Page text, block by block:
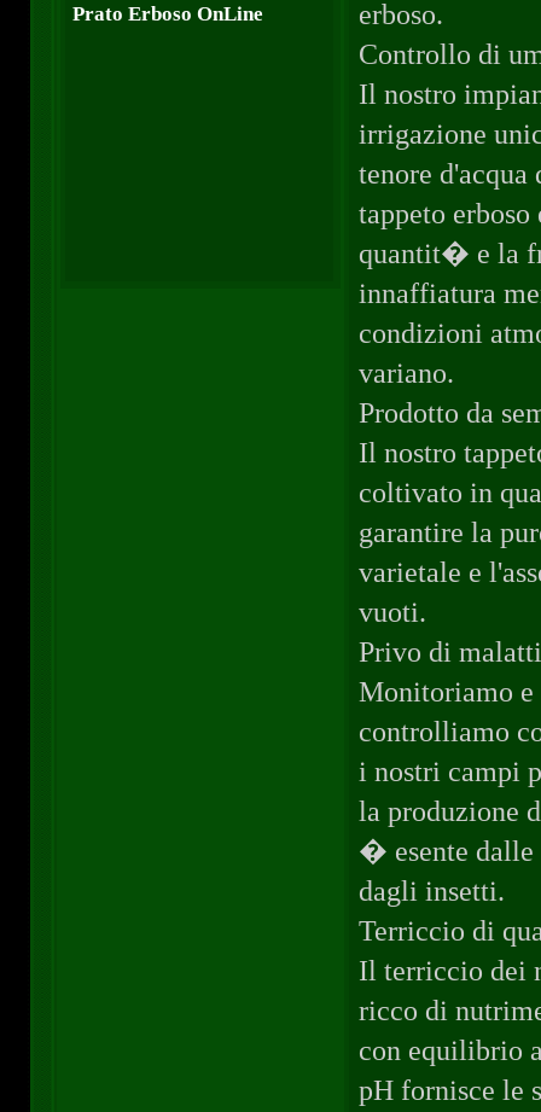
Prato Erboso OnLine
erboso.
Controllo di
Il nostro
irrigazione
tenore d'acqua
tappeto erboso
quantit� e la
innaffiatura
condizioni
variano.
Prodotto da
Il nostro
coltivato in
garantire la
varietale e
vuoti.
Privo di
Monitoriamo e
controlliamo
i nostri campi
la produzione
� esente dalle
dagli insetti.
Terriccio di
Il terriccio dei
ricco di
con equilibrio
pH fornisce le